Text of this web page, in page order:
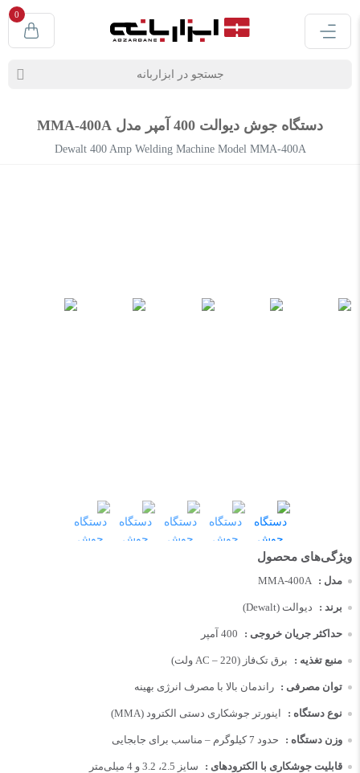
0
دستگاه جوش دیوالت 400 آمپر مدل MMA-400A
Dewalt 400 Amp Welding Machine Model MMA-400A
مدل : MMA-400A
برند : دیوالت (Dewalt)
حداکثر جریان خروجی : 400 آمپر
منبع تغذیه : برق تک‌فاز (AC – 220 ولت)
توان مصرفی : راندمان بالا با مصرف انرژی بهینه
نوع دستگاه : اینورتر جوشکاری دستی الکترود (MMA)
وزن دستگاه : حدود 7 کیلوگرم – مناسب برای جابجایی
قابلیت جوشکاری با الکترودهای : سایز 2.5، 3.2 و 4 میلی‌متر